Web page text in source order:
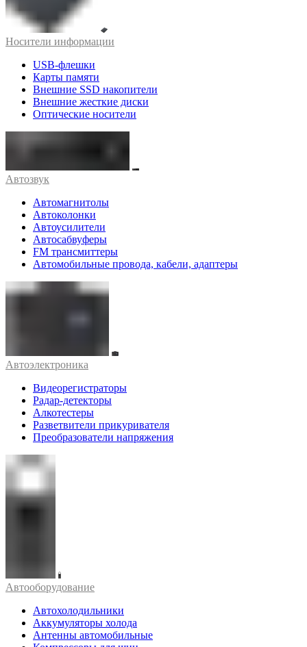
Носители информации
USB-флешки
Карты памяти
Внешние SSD накопители
Внешние жесткие диски
Оптические носители
Автозвук
Автомагнитолы
Автоколонки
Автоусилители
Автосабвуферы
FM трансмиттеры
Автомобильные провода, кабели, адаптеры
Автоэлектроника
Видеорегистраторы
Радар-детекторы
Алкотестеры
Разветвители прикуривателя
Преобразователи напряжения
Автооборудование
Автохолодильники
Аккумуляторы холода
Антенны автомобильные